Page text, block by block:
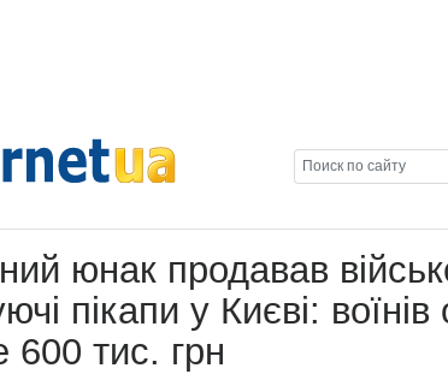
юнак продавав
пікапи у Києві:
600 тис. грн